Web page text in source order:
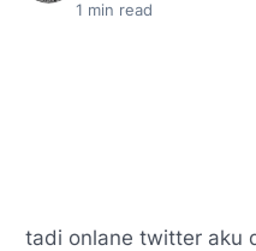
1 min read
tadi onlane twitter aku